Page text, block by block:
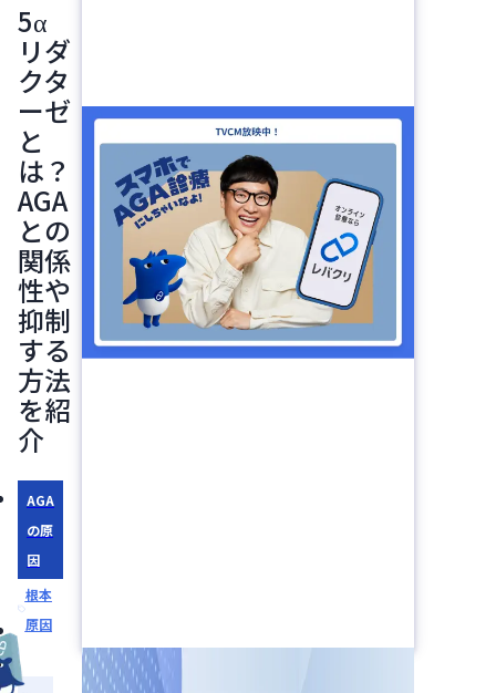
5α
リダ
クタ
ーゼ
と
は？
AGA
との
関係
性や
抑制
する
方法
を紹
介
AGA
の原
因
根本
原因